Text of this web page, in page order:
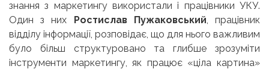
знання з маркетингу використали і працівники УКУ.
Один з них Ростислав Пужаковський, працівник
відділу інформації, розповідає, що для нього важливим
було більш структуровано та глибше зрозуміти
інструменти маркетингу, як працює «ціла картина»